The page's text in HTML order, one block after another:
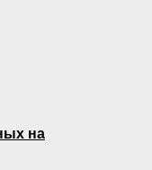
на